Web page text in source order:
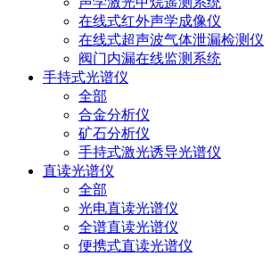
在线式红外声学成像仪
在线式超声波气体泄漏检测仪
阀门内漏在线监测系统
手持式光谱仪
全部
合金分析仪
矿石分析仪
手持式激光诱导光谱仪
直读光谱仪
全部
光电直读光谱仪
全谱直读光谱仪
便携式直读光谱仪